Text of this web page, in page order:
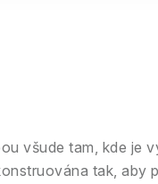
všude tam, kde je
tak, aby